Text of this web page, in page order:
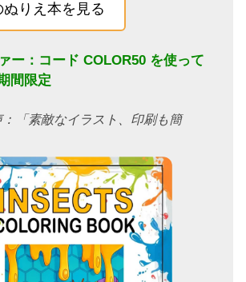
りえ本を見る
ー：コード COLOR50 を使って
間限定
「素敵なイラスト、印刷も簡